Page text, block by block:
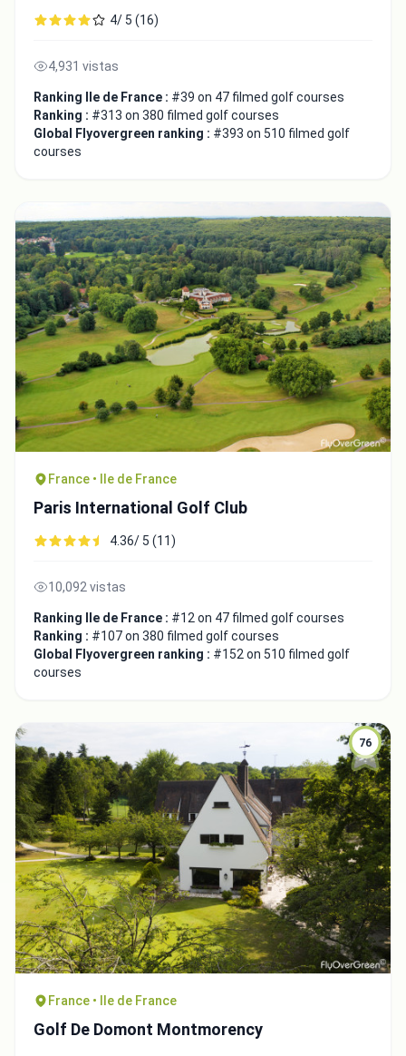
4/ 5 (16)
4,931 vistas
Ranking Ile de France : #39 on 47 filmed golf courses
Ranking : #313 on 380 filmed golf courses
Global Flyovergreen ranking : #393 on 510 filmed golf
courses
France • Ile de France
Paris International Golf Club
4.36/ 5 (11)
10,092 vistas
Ranking Ile de France : #12 on 47 filmed golf courses
Ranking : #107 on 380 filmed golf courses
Global Flyovergreen ranking : #152 on 510 filmed golf
courses
76
France • Ile de France
Golf De Domont Montmorency